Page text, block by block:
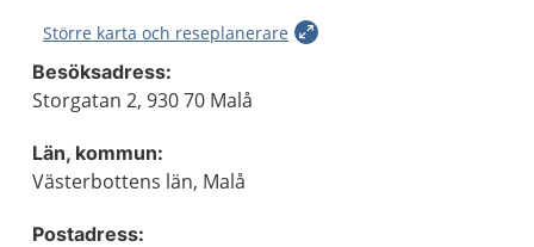
Större karta och reseplanerare
Besöksadress:
Storgatan 2, 930 70 Malå
Län, kommun:
Västerbottens län, Malå
Postadress: